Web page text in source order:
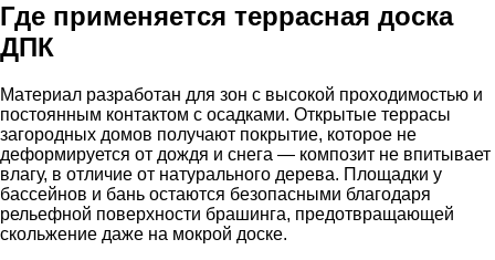
Где применяется террасная доска
ДПК
Материал разработан для зон с высокой проходимостью и
постоянным контактом с осадками. Открытые террасы
загородных домов получают покрытие, которое не
деформируется от дождя и снега — композит не впитывает
влагу, в отличие от натурального дерева. Площадки у
бассейнов и бань остаются безопасными благодаря
рельефной поверхности брашинга, предотвращающей
скольжение даже на мокрой доске.